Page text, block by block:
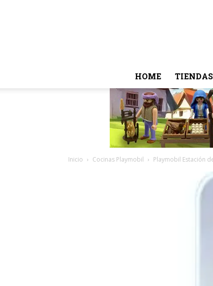
HOME TIENDAS
Inicio Cocinas Playmobil Playmobil Estación